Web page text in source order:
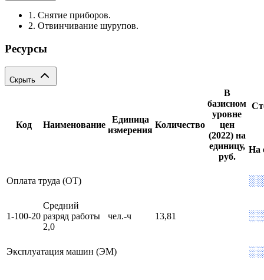
1. Снятие приборов.
2. Отвинчивание шурупов.
Ресурсы
Скрыть
Код Наименование
Единица
измерения
Количество
В
базисном
уровне
цен
(2022) на
единицу,
руб.
На
Оплата труда (ОТ)
1-100-20
Средний
разряд работы
2,0
чел.-ч 13,81
Эксплуатация машин (ЭМ)